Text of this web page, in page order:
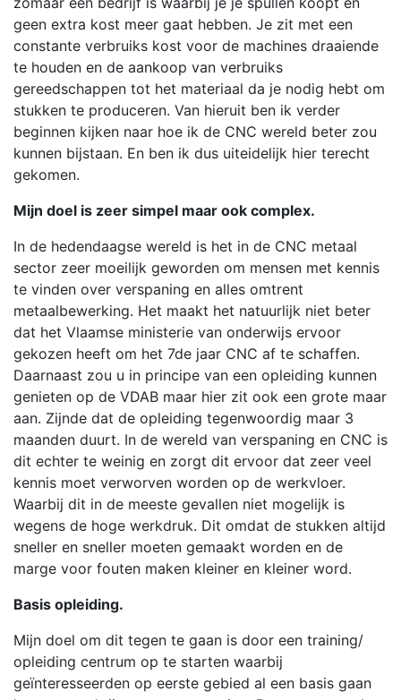
geen extra kost meer gaat hebben. Je zit met een
constante verbruiks kost voor de machines draaiende
te houden en de aankoop van verbruiks
gereedschappen tot het materiaal da je nodig hebt om
stukken te produceren. Van hieruit ben ik verder
beginnen kijken naar hoe ik de CNC wereld beter zou
kunnen bijstaan. En ben ik dus uiteidelijk hier terecht
gekomen.
Mijn doel is zeer simpel maar ook complex.
In de hedendaagse wereld is het in de CNC metaal
sector zeer moeilijk geworden om mensen met kennis
te vinden over verspaning en alles omtrent
metaalbewerking. Het maakt het natuurlijk niet beter
dat het Vlaamse ministerie van onderwijs ervoor
gekozen heeft om het 7de jaar CNC af te schaffen.
Daarnaast zou u in principe van een opleiding kunnen
genieten op de VDAB maar hier zit ook een grote maar
aan. Zijnde dat de opleiding tegenwoordig maar 3
maanden duurt. In de wereld van verspaning en CNC is
dit echter te weinig en zorgt dit ervoor dat zeer veel
kennis moet verworven worden op de werkvloer.
Waarbij dit in de meeste gevallen niet mogelijk is
wegens de hoge werkdruk. Dit omdat de stukken altijd
sneller en sneller moeten gemaakt worden en de
marge voor fouten maken kleiner en kleiner word.
Basis opleiding.
Mijn doel om dit tegen te gaan is door een training/
opleiding centrum op te starten waarbij
geïnteresseerden op eerste gebied al een basis gaan